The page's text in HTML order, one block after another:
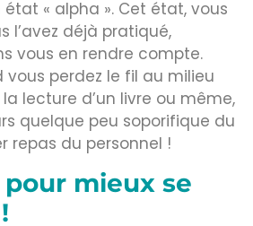
« alpha ». Cet état, vous
l’avez déjà pratiqué,
vous en rendre compte.
vous perdez le fil au milieu
lecture d’un livre ou même,
quelque peu soporifique du
repas du personnel !
mieux se